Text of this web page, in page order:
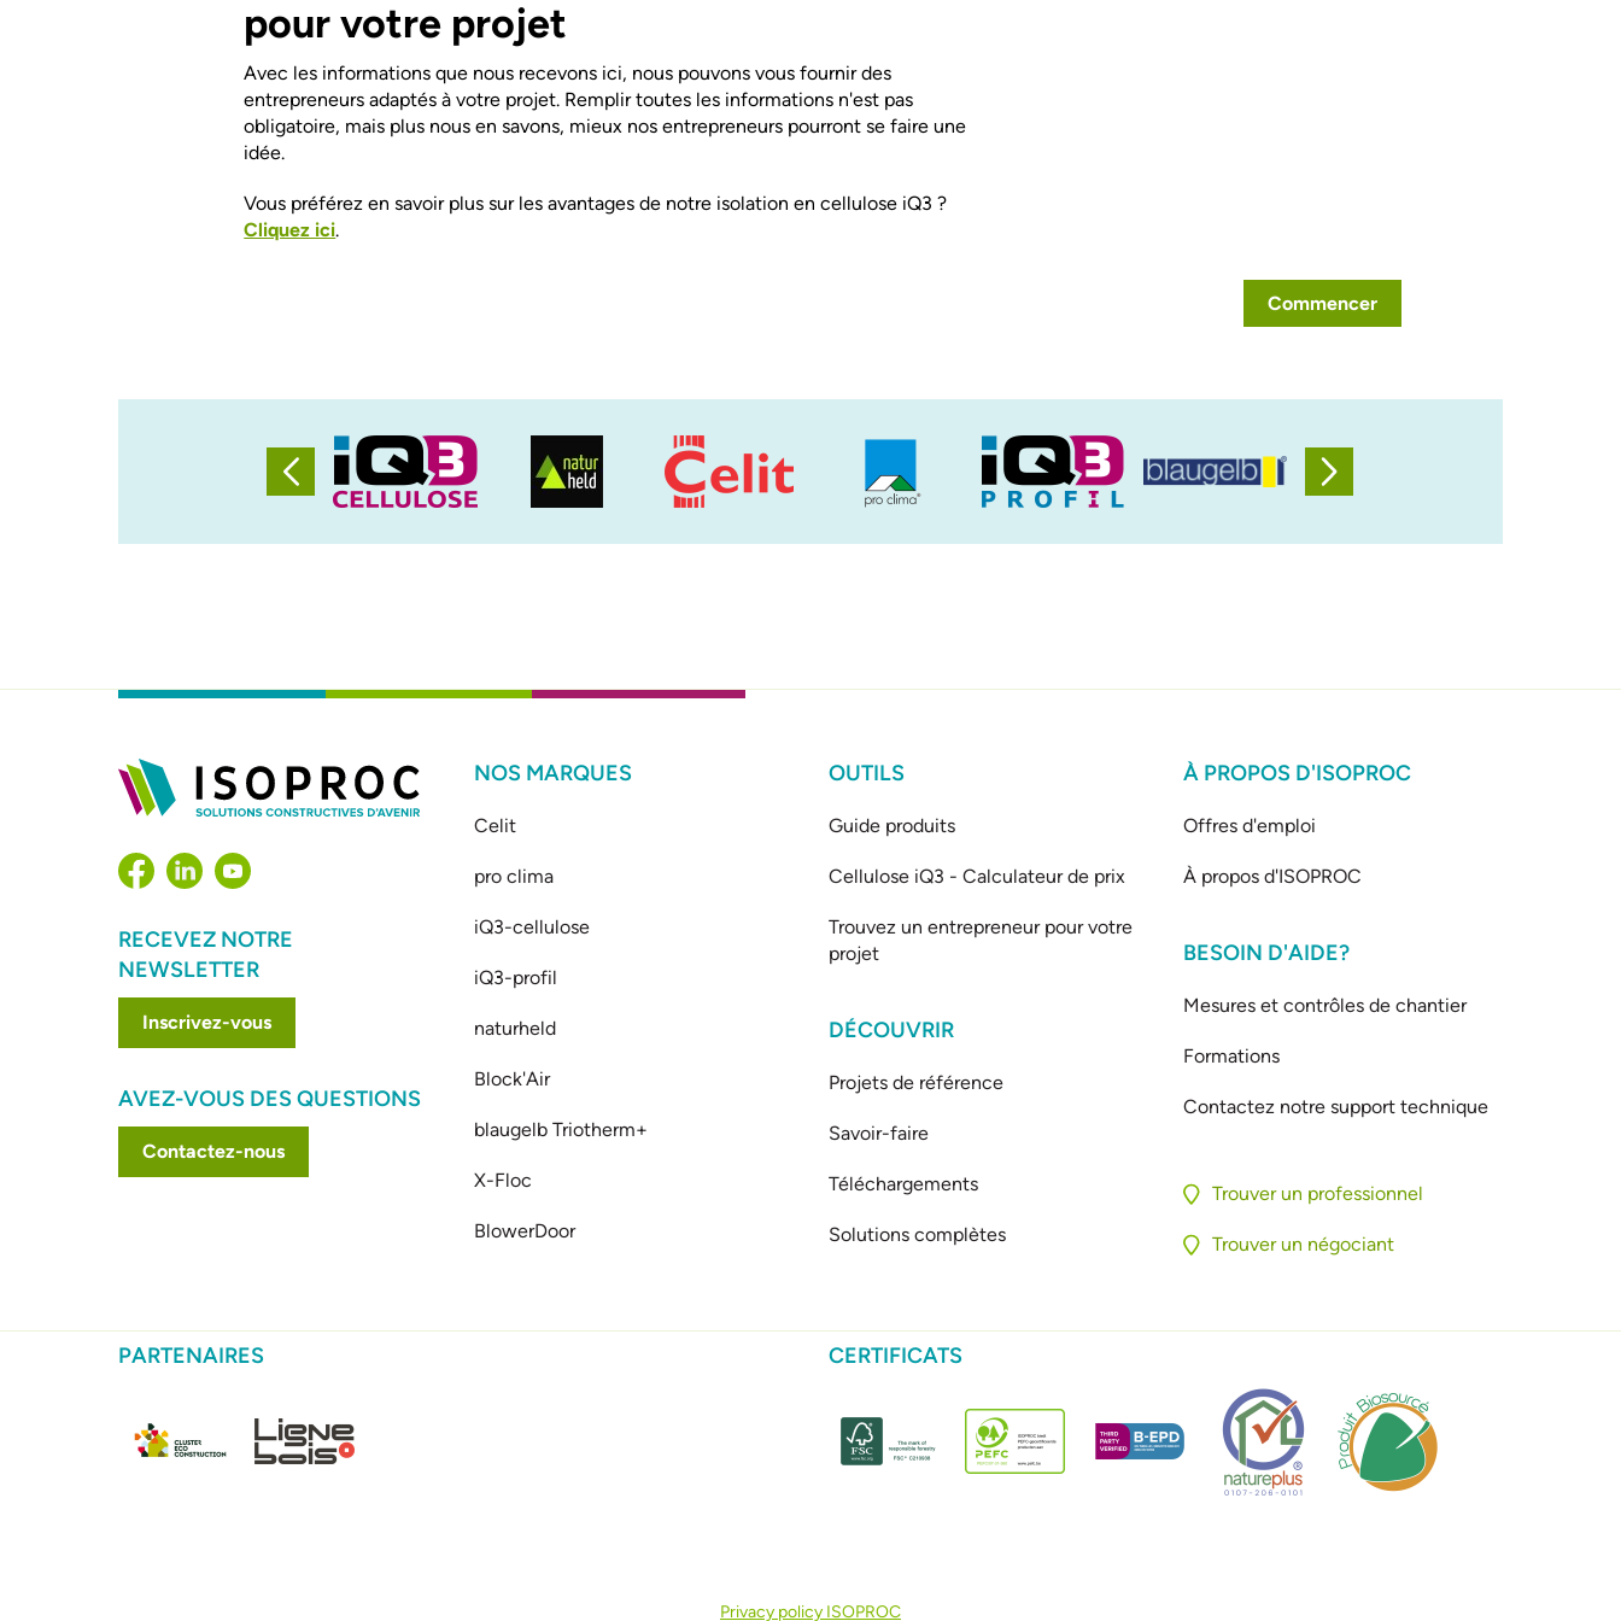
pour votre projet
Avec les informations que nous recevons ici, nous pouvons vous fournir des
entrepreneurs adaptés à votre projet. Remplir toutes les informations n'est pas
obligatoire, mais plus nous en savons, mieux nos entrepreneurs pourront se faire une
idée.
Vous préférez en savoir plus sur les avantages de notre isolation en cellulose iQ3 ?
Cliquez ici.
Commencer
RECEVEZ NOTRE
NEWSLETTER
Inscrivez-vous
AVEZ-VOUS DES QUESTIONS
Contactez-nous
NOS MARQUES
Celit
pro clima
iQ3-cellulose
iQ3-profil
naturheld
Block'Air
blaugelb Triotherm+
X-Floc
BlowerDoor
OUTILS
Guide produits
Cellulose iQ3 - Calculateur de prix
Trouvez un entrepreneur pour votre
projet
DÉCOUVRIR
Projets de référence
Savoir-faire
Téléchargements
Solutions complètes
À PROPOS D'ISOPROC
Offres d'emploi
À propos d'ISOPROC
BESOIN D'AIDE?
Mesures et contrôles de chantier
Formations
Contactez notre support technique
Trouver un professionnel
Trouver un négociant
PARTENAIRES CERTIFICATS
Privacy policy ISOPROC